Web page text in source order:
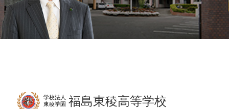
学校法人
東稜学園 福島東稜高等学校